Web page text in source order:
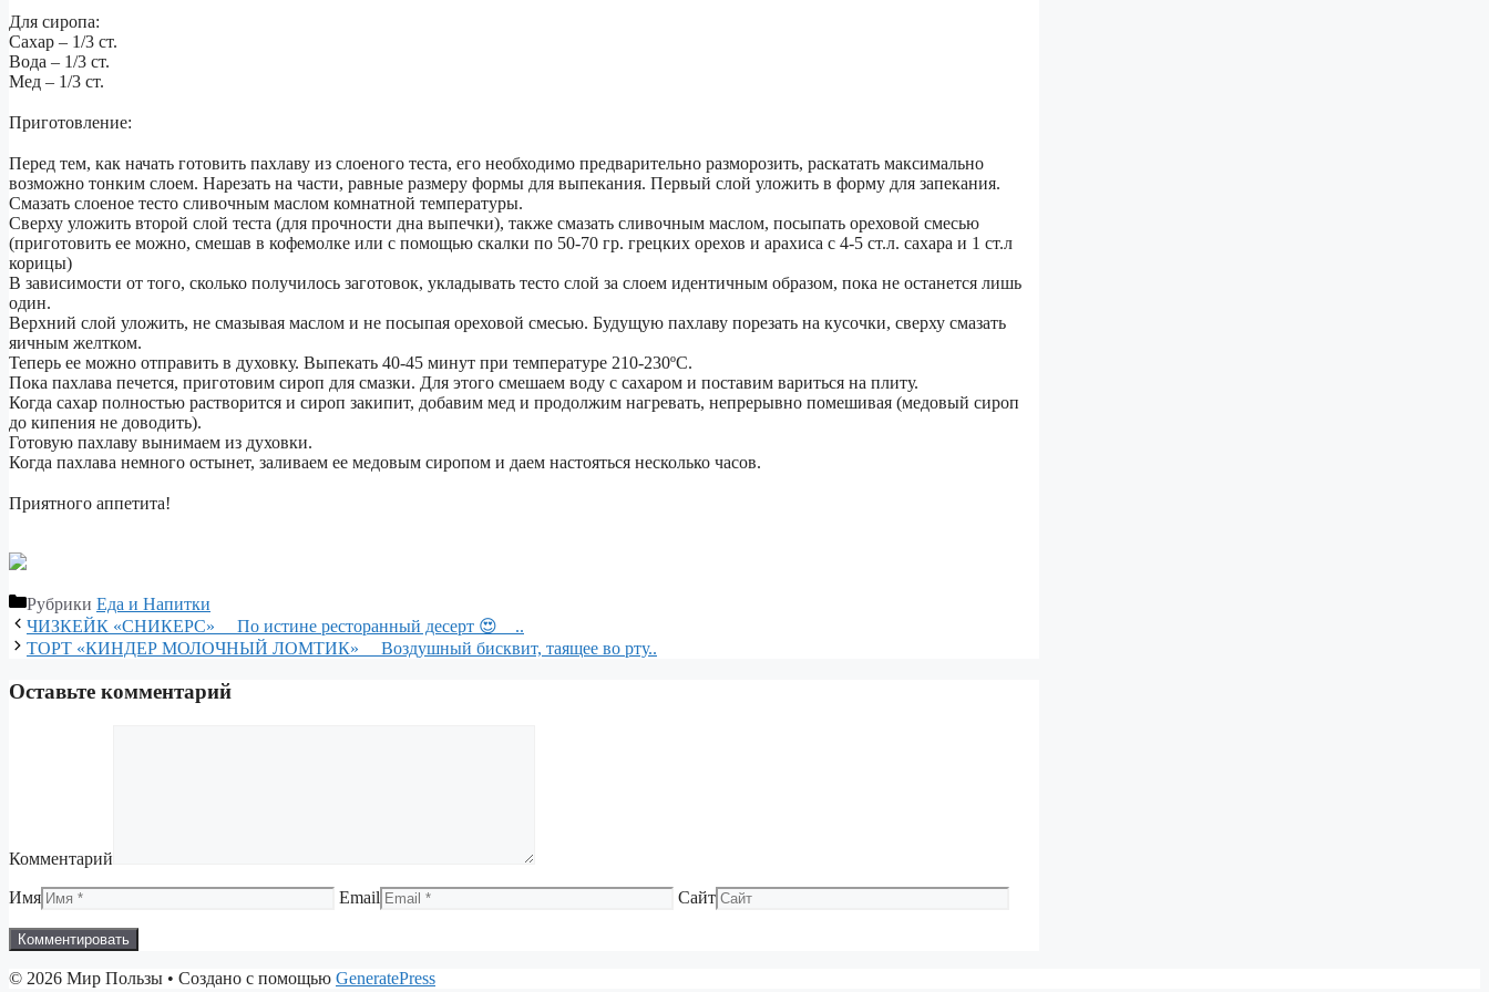
Для сиропа:
Сахар – 1/3 ст.
Вода – 1/3 ст.
Мед – 1/3 ст.
Приготовление:
Перед тем, как начать готовить пахлаву из слоеного теста, его необходимо предварительно разморозить, раскатать максимально
возможно тонким слоем. Нарезать на части, равные размеру формы для выпекания. Первый слой уложить в форму для запекания.
Смазать слоеное тесто сливочным маслом комнатной температуры.
Сверху уложить второй слой теста (для прочности дна выпечки), также смазать сливочным маслом, посыпать ореховой смесью
(приготовить ее можно, смешав в кофемолке или с помощью скалки по 50-70 гр. грецких орехов и арахиса с 4-5 ст.л. сахара и 1 ст.л
корицы)
В зависимости от того, сколько получилось заготовок, укладывать тесто слой за слоем идентичным образом, пока не останется лишь
один.
Верхний слой уложить, не смазывая маслом и не посыпая ореховой смесью. Будущую пахлаву порезать на кусочки, сверху смазать
яичным желтком.
Теперь ее можно отправить в духовку. Выпекать 40-45 минут при температуре 210-230ºС.
Пока пахлава печется, приготовим сироп для смазки. Для этого смешаем воду с сахаром и поставим вариться на плиту.
Когда сахар полностью растворится и сироп закипит, добавим мед и продолжим нагревать, непрерывно помешивая (медовый сироп
до кипения не доводить).
Готовую пахлаву вынимаем из духовки.
Когда пахлава немного остынет, заливаем ее медовым сиропом и даем настояться несколько часов.
Приятного аппетита!
Рубрики Еда и Напитки
ЧИЗКЕЙК «СНИКЕРС» ⠀ По истине ресторанный десерт 😍 ⠀..
ТОРТ «КИНДЕР МОЛОЧНЫЙ ЛОМТИК» ⠀ Воздушный бисквит, таящее во рту..
Оставьте комментарий
Комментарий
Имя Email Сайт
© 2026 Мир Пользы • Создано с помощью GeneratePress